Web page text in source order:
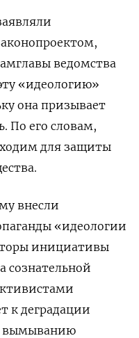
ведомства
«идеологию»
она призывает
По его словам,
для защиты
внесли
«идеологии
инициативы
сознательной
к деградации
вымыванию